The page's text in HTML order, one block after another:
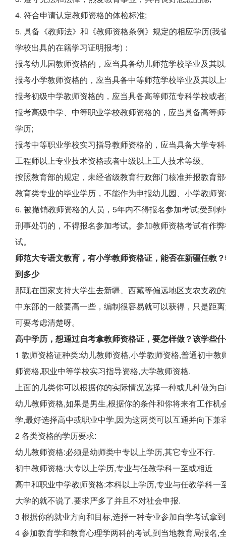
4. 符合申请认定教师资格的体检标准;
5. 具备《教师法》和《教师资格条例》规定的相应学历(我
学校出具的在籍学习证明报考)：
报考幼儿园教师资格的，应当具备幼儿师范学校毕业及其
报考小学教师资格的，应当具备中等师范学校毕业及其以
报考初级中学教师资格的，应当具备高等师范专科学校或
报考高级中学、中等职业学校教师资格的，应当具备高等
学历;
报考中等职业学校实习指导教师资格的，应当具备大学专
工程师以上专业技术资格或者中级以上工人技术等级。
按照教育部的规定，未经省级教育行政部门核准并报教育
教育类专业的毕业学历，不能作为申报幼儿园、小学教师
6. 被撤销教师资格的人员，5年内不得报名参加考试;受到
刑事处罚的，不得报名参加考试。参加教师资格考试有作
试。
师范大专语文教育，有小学教师资格证，能否在新疆任教
到多少
那现在国家支持大学生去新疆、西藏等偏远地区支农支教
中东部的一般要高一些，编制很容易就可以获得，只是距
可要考虑清楚呀。
高中学历，想通过自考拿教师资格证，要怎样做？该学些
1 教师资格证种类:幼儿教师资格,小学教师资格,普通初中
师资格,职业中等学校实习指导资格,大学教师资格.
上面的几类你可以根据你的实际情况选择一种或几种做为
幼儿教师资格,如果是男生,根据你的条件和你将来有工作
学,最好选择高中或职业中学,因为这两类可以互通并向下兼
2 各类资格的学历要求:
幼儿教师资格:必须是幼师类中专以上学历,其它专业不行.
初中教师资格:大专以上学历,专业与任教学科一至或相近
高中和职业中学教师资格:本科以上学历,专业与任教学科一
大学的就不说了.要求严多了并且不对社会申报.
3 根据你的就业方向和目标,选择一种专业参加自学考试拿
4 参加教育学和教育心理学两科的考试,到当地教育局报名,